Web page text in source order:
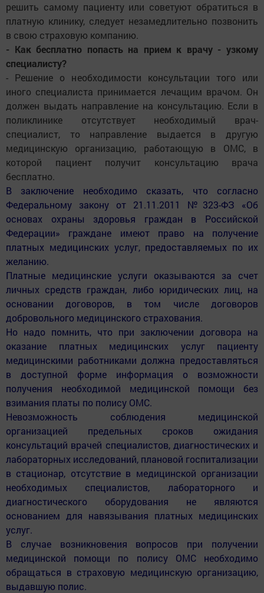
решить самому пациенту или советуют обратиться в
платную клинику, следует незамедлительно позвонить
в свою страховую компанию.
- Как бесплатно попасть на прием к врачу - узкому
специалисту?
- Решение о необходимости консультации того или
иного специалиста принимается лечащим врачом. Он
должен выдать направление на консультацию. Если в
поликлинике отсутствует необходимый врач-
специалист, то направление выдается в другую
медицинскую организацию, работающую в ОМС, в
которой пациент получит консультацию врача
бесплатно.
В заключение необходимо сказать, что согласно
Федеральному закону от 21.11.2011 №323-ФЗ «Об
основах охраны здоровья граждан в Российской
Федерации» граждане имеют право на получение
платных медицинских услуг, предоставляемых по их
желанию.
Платные медицинские услуги оказываются за счет
личных средств граждан, либо юридических лиц, на
основании договоров, в том числе договоров
добровольного медицинского страхования.
Но надо помнить, что при заключении договора на
оказание платных медицинских услуг пациенту
медицинскими работниками должна предоставляться
в доступной форме информация о возможности
получения необходимой медицинской помощи без
взимания платы по полису ОМС.
Невозможность соблюдения медицинской
организацией предельных сроков ожидания
консультаций врачей специалистов, диагностических и
лабораторных исследований, плановой госпитализации
в стационар, отсутствие в медицинской организации
необходимых специалистов, лабораторного и
диагностического оборудования не являются
основанием для навязывания платных медицинских
услуг.
В случае возникновения вопросов при получении
медицинской помощи по полису ОМС необходимо
обращаться в страховую медицинскую организацию,
выдавшую полис.